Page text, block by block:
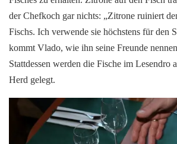
der Chefkoch gar nichts: „Zitrone ruiniert
Fischs. Ich verwende sie höchstens für den
kommt Vlado, wie ihn seine Freunde
Stattdessen werden die Fische im Lesendro
Herd gelegt.